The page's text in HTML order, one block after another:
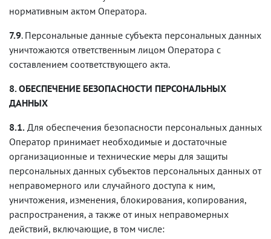
нормативным актом Оператора.
7.9. Персональные данные субъекта персональных данных
уничтожаются ответственным лицом Оператора с
составлением соответствующего акта.
8. ОБЕСПЕЧЕНИЕ БЕЗОПАСНОСТИ ПЕРСОНАЛЬНЫХ
ДАННЫХ
8.1. Для обеспечения безопасности персональных данных
Оператор принимает необходимые и достаточные
организационные и технические меры для защиты
персональных данных субъектов персональных данных от
неправомерного или случайного доступа к ним,
уничтожения, изменения, блокирования, копирования,
распространения, а также от иных неправомерных
действий, включающие, в том числе: